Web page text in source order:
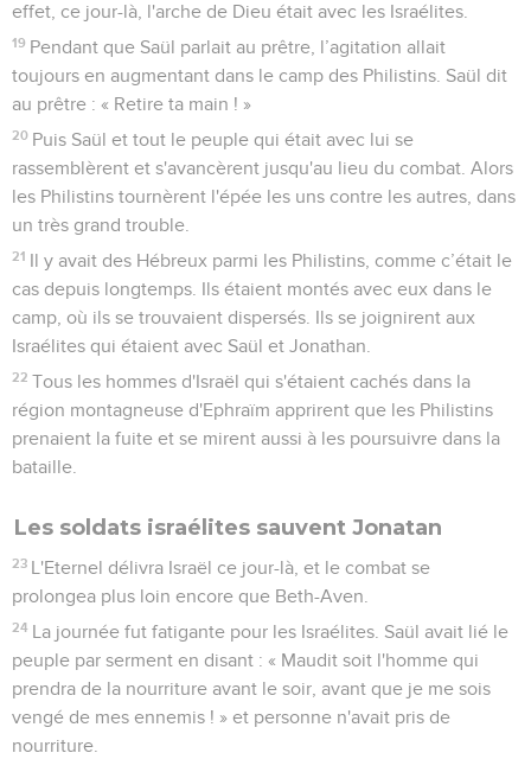
effet, ce jour-là, l'arche de Dieu était avec les Israélites.
19 Pendant que Saül parlait au prêtre, l’agitation allait
toujours en augmentant dans le camp des Philistins. Saül dit
au prêtre : « Retire ta main ! »
20 Puis Saül et tout le peuple qui était avec lui se
rassemblèrent et s'avancèrent jusqu'au lieu du combat. Alors
les Philistins tournèrent l'épée les uns contre les autres, dans
un très grand trouble.
21 Il y avait des Hébreux parmi les Philistins, comme c’était le
cas depuis longtemps. Ils étaient montés avec eux dans le
camp, où ils se trouvaient dispersés. Ils se joignirent aux
Israélites qui étaient avec Saül et Jonathan.
22 Tous les hommes d'Israël qui s'étaient cachés dans la
région montagneuse d'Ephraïm apprirent que les Philistins
prenaient la fuite et se mirent aussi à les poursuivre dans la
bataille.
Les soldats israélites sauvent Jonatan
23 L'Eternel délivra Israël ce jour-là, et le combat se
prolongea plus loin encore que Beth-Aven.
24 La journée fut fatigante pour les Israélites. Saül avait lié le
peuple par serment en disant : « Maudit soit l'homme qui
prendra de la nourriture avant le soir, avant que je me sois
vengé de mes ennemis ! » et personne n'avait pris de
nourriture.